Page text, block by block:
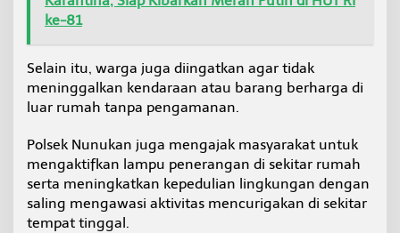
k
e
w
a
a
d
a
a
ke-81
Selain itu, warga juga diingatkan agar tidak
meninggalkan kendaraan atau barang berharga di
luar rumah tanpa pengamanan.
Polsek Nunukan juga mengajak masyarakat untuk
mengaktifkan lampu penerangan di sekitar rumah
serta meningkatkan kepedulian lingkungan dengan
saling mengawasi aktivitas mencurigakan di sekitar
tempat tinggal.